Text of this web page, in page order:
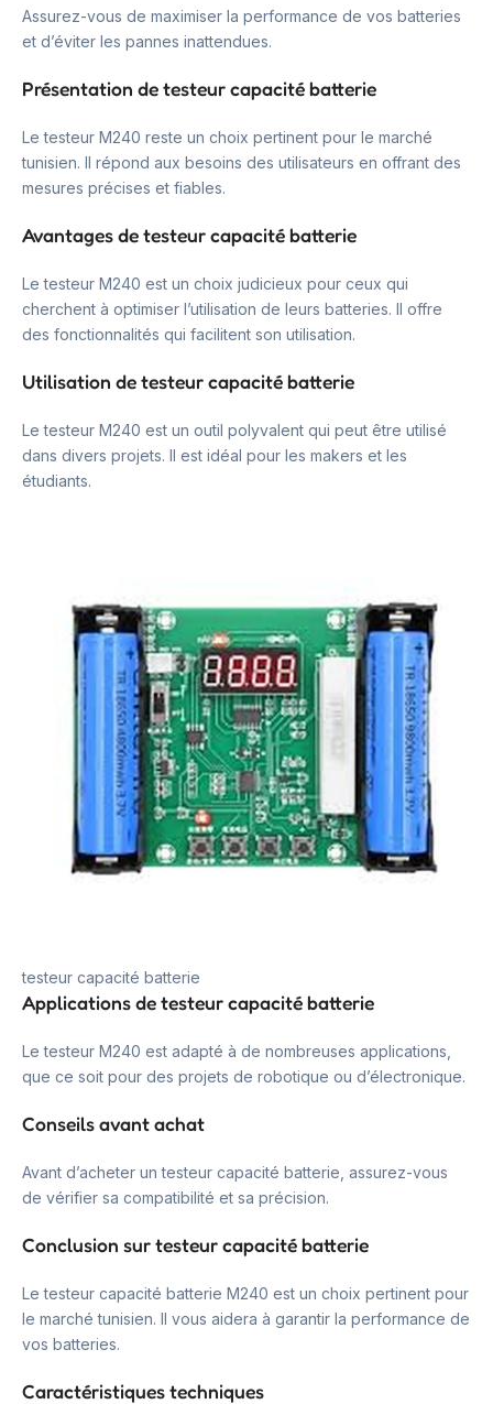
Assurez-vous de maximiser la performance de vos batteries
et d’éviter les pannes inattendues.
Présentation de testeur capacité batterie
Le testeur M240 reste un choix pertinent pour le marché
tunisien. Il répond aux besoins des utilisateurs en offrant des
mesures précises et fiables.
Avantages de testeur capacité batterie
Le testeur M240 est un choix judicieux pour ceux qui
cherchent à optimiser l’utilisation de leurs batteries. Il offre
des fonctionnalités qui facilitent son utilisation.
Utilisation de testeur capacité batterie
Le testeur M240 est un outil polyvalent qui peut être utilisé
dans divers projets. Il est idéal pour les makers et les
étudiants.
testeur capacité batterie
Applications de testeur capacité batterie
Le testeur M240 est adapté à de nombreuses applications,
que ce soit pour des projets de robotique ou d’électronique.
Conseils avant achat
Avant d’acheter un testeur capacité batterie, assurez-vous
de vérifier sa compatibilité et sa précision.
Conclusion sur testeur capacité batterie
Le testeur capacité batterie M240 est un choix pertinent pour
le marché tunisien. Il vous aidera à garantir la performance de
vos batteries.
Caractéristiques techniques